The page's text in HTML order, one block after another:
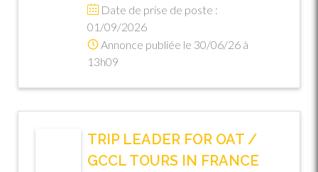
Date de prise de poste :
01/09/2026
Annonce publiée le 30/06/26 à
13h09
TRIP LEADER FOR OAT /
GCCL TOURS IN FRANCE